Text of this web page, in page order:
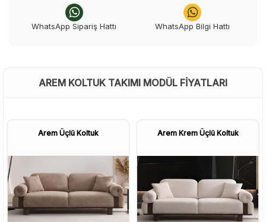
WhatsApp Sipariş Hattı WhatsApp Bilgi Hattı
AREM KOLTUK TAKIMI MODÜL FIYATLARI
Arem Üçlü Koltuk Arem Krem Üçlü Koltuk